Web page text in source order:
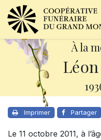
À la
Imprimer Partager
Le 11 octobre 2011, à